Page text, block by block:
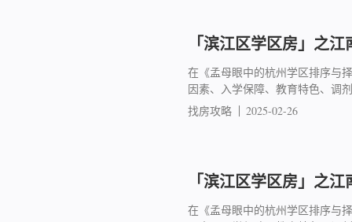
「滨江区学区房」之
在《孟母眼中的杭州学区排序与
因素、入学保障、教育特色、调
找房攻略
2025-02-26
「滨江区学区房」之
在《孟母眼中的杭州学区排序与